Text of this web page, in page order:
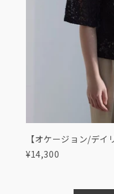
【オケージョン/デ
¥14,300